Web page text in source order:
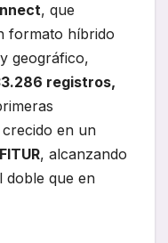
, que
formato híbrido
geográfico,
registros,
en un
FITUR, alcanzando
doble que en